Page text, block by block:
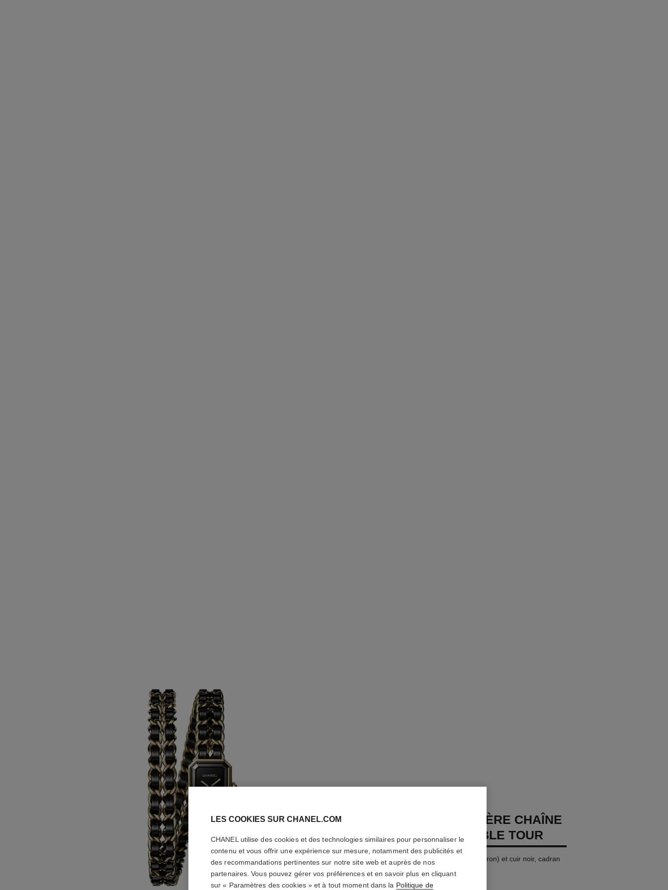
MONTRE PREMIÈRE CHAÎNE
ICONIQUE DOUBLE TOUR
Acier revêtu d'or jaune (0,1 micron) et cuir noir, cadran
laqué noir
En savoir plus
LES COOKIES SUR CHANEL.COM
CHANEL utilise des cookies et des technologies similaires pour personnaliser le
contenu et vous offrir une expérience sur mesure, notamment des publicités et
des recommandations pertinentes sur notre site web et auprès de nos
partenaires. Vous pouvez gérer vos préférences et en savoir plus en cliquant
sur « Paramètres des cookies » et à tout moment dans la Politique de